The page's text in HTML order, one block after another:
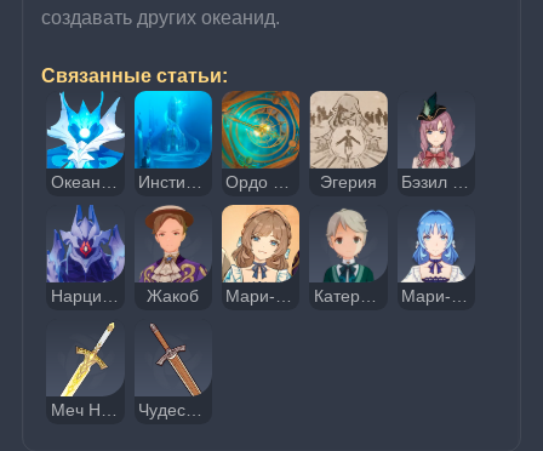
создавать других океанид.
Связанные статьи:
Эгерия
Жакоб Катерпиллер
Меч Нарциссенкрейца Чудесный меч Нарциссенкрейца